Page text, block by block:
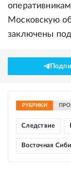
Московскую
заключены
РУБРИКИ
Следствие
Восточная